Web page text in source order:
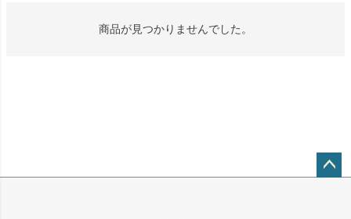
商品が見つかりませんでした。